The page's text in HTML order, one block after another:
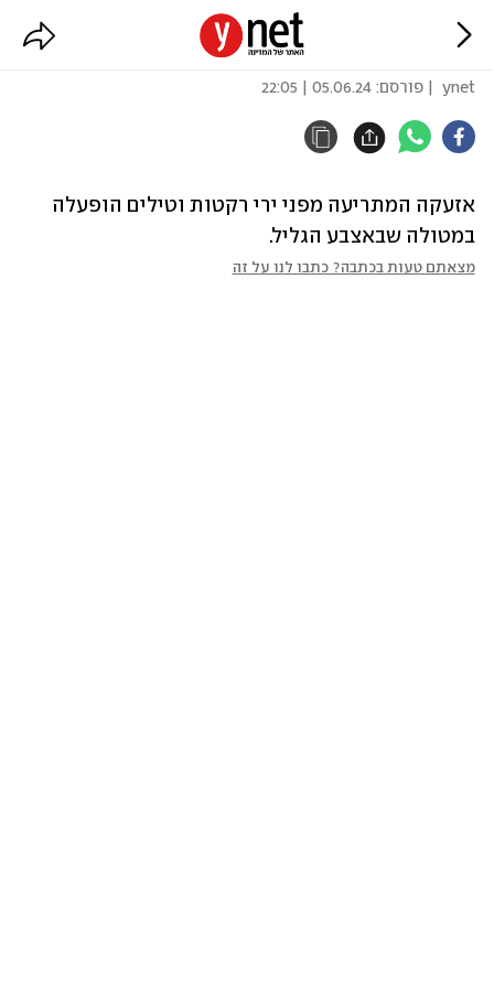
אזעקה במטולה
ynet | פורסם: 05.06.24 | 22:05
במטולה שבאצבע הגליל.
מצאתם טעות בכתבה? כתבו לנו על זה